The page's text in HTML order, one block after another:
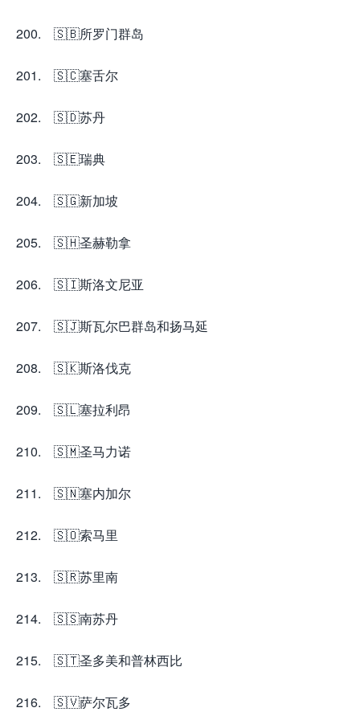
200. 🇸🇧所罗门群岛
201. 🇸🇨塞舌尔
202. 🇸🇩苏丹
203. 🇸🇪瑞典
204. 🇸🇬新加坡
205. 🇸🇭圣赫勒拿
206. 🇸🇮斯洛文尼亚
207. 🇸🇯斯瓦尔巴群岛和扬马延
208. 🇸🇰斯洛伐克
209. 🇸🇱塞拉利昂
210. 🇸🇲圣马力诺
211. 🇸🇳塞内加尔
212. 🇸🇴索马里
213. 🇸🇷苏里南
214. 🇸🇸南苏丹
215. 🇸🇹圣多美和普林西比
216. 🇸🇻萨尔瓦多